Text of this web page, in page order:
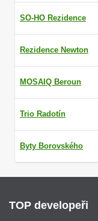
SO-HO Rezidence
Rezidence Newton
MOSAIQ Beroun
Trio Radotín
Byty Borovského
TOP developeři